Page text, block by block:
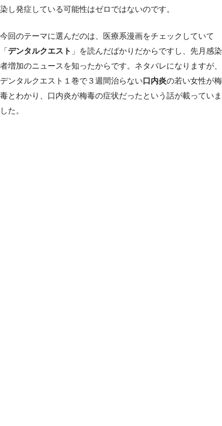
染し発症している可能性はゼロではないのです。
今回のテーマに選んだのは、医療系漫画をチェックしていて
「 デンタルクエスト 」を読んだばかりだからですし、先月感染
者増加のニュースを知ったからです。ネタバレになりますが、
デンタルクエスト１巻で３週間治らない 口内炎の若い女性が梅
毒とわかり、口内炎が梅毒の症状だったという話が載っていま
した。